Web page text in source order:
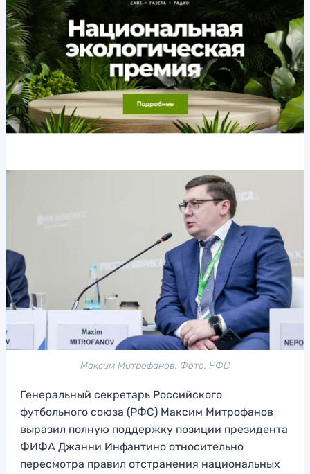
Максим Митрофанов. Фото: РФС
Генеральный секретарь Российского
футбольного союза (РФС) Максим Митрофанов
выразил полную поддержку позиции президента
ФИФА Джанни Инфантино относительно
пересмотра правил отстранения национальных